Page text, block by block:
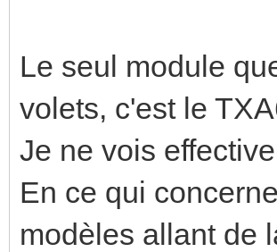
Le seul module
volets, c'est le
Je ne vois
En ce qui
modèles allant de